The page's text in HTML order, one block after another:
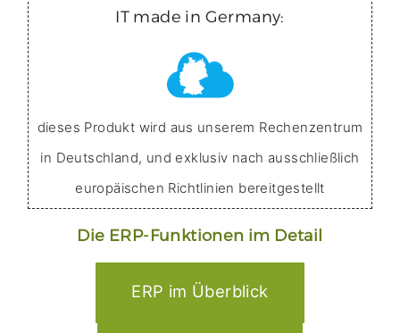
IT made in Germany:
dieses Produkt wird aus unserem Rechenzentrum
in Deutschland, und exklusiv nach ausschließlich
europäischen Richtlinien bereitgestellt
Die ERP-Funktionen im Detail
ERP im Überblick